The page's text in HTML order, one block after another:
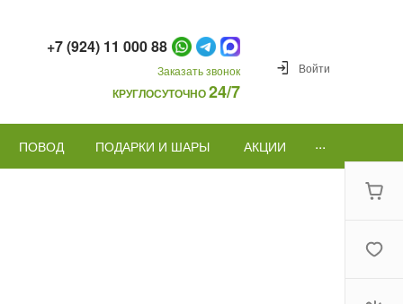
+7 (924) 11 000 88
Заказать звонок
КРУГЛОСУТОЧНО24/7
Войти
ПОВОД ПОДАРКИ И ШАРЫ АКЦИИ ...